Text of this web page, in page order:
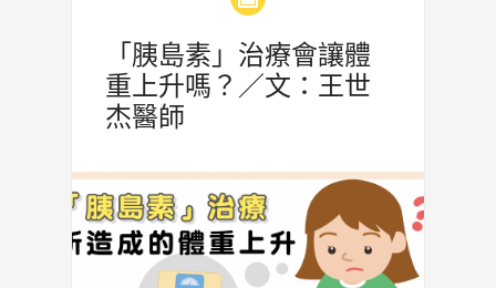
「胰島素」治療會讓體
重上升嗎？／文：王世
杰醫師